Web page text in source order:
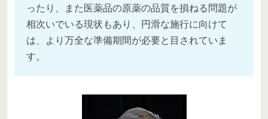
ったり、また医薬品の原薬の品質を損ねる問題が
相次いでいる現状もあり、円滑な施行に向けて
は、より万全な準備期間が必要と目されていま
す。